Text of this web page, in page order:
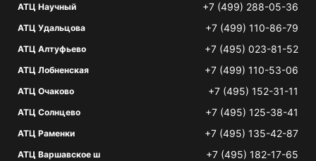
АТЦ Научный +7 (499) 288-05-36
АТЦ Удальцова +7 (499) 110-86-79
АТЦ Алтуфьево +7 (495) 023-81-52
АТЦ Лобненская +7 (499) 110-53-06
АТЦ Очаково +7 (495) 152-31-11
АТЦ Солнцево +7 (495) 125-38-41
АТЦ Раменки +7 (495) 135-42-87
АТЦ Варшавское ш +7 (495) 182-17-65